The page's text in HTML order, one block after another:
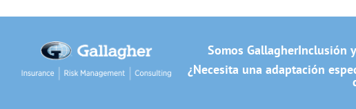
Somos GallagherInclusión
¿Necesita una adaptación